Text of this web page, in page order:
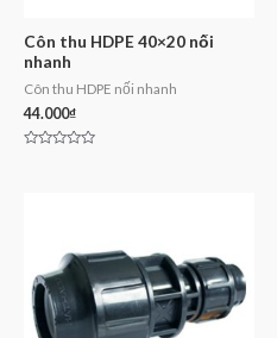
Côn thu HDPE 40×20 nối
nhanh
Côn thu HDPE nối nhanh
44.000₫